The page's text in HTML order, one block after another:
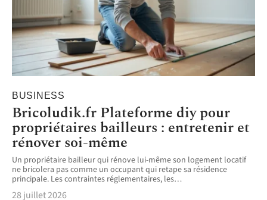
BUSINESS
Bricoludik.fr Plateforme diy pour
propriétaires bailleurs : entretenir et
rénover soi-même
Un propriétaire bailleur qui rénove lui-même son logement locatif
ne bricolera pas comme un occupant qui retape sa résidence
principale. Les contraintes réglementaires, les…
28 juillet 2026